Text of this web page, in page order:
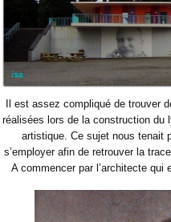
Il est assez compliqué de trouver
réalisées lors de la construction du
artistique. Ce sujet nous tenait
s’employer afin de retrouver la
A commencer par l’architecte qui